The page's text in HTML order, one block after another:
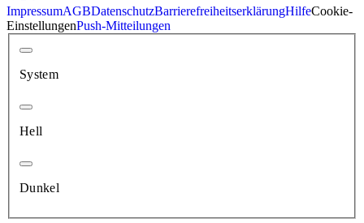
ImpressumAGBDatenschutzBarrierefreiheitserklärungHilfeCookie-
EinstellungenPush-Mitteilungen
System
Hell
Dunkel